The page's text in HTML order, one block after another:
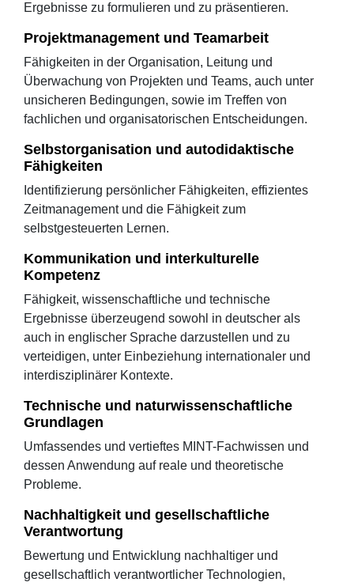
Ergebnisse zu formulieren und zu präsentieren.
Projektmanagement und Teamarbeit
Fähigkeiten in der Organisation, Leitung und
Überwachung von Projekten und Teams, auch unter
unsicheren Bedingungen, sowie im Treffen von
fachlichen und organisatorischen Entscheidungen.
Selbstorganisation und autodidaktische
Fähigkeiten
Identifizierung persönlicher Fähigkeiten, effizientes
Zeitmanagement und die Fähigkeit zum
selbstgesteuerten Lernen.
Kommunikation und interkulturelle
Kompetenz
Fähigkeit, wissenschaftliche und technische
Ergebnisse überzeugend sowohl in deutscher als
auch in englischer Sprache darzustellen und zu
verteidigen, unter Einbeziehung internationaler und
interdisziplinärer Kontexte.
Technische und naturwissenschaftliche
Grundlagen
Umfassendes und vertieftes MINT-Fachwissen und
dessen Anwendung auf reale und theoretische
Probleme.
Nachhaltigkeit und gesellschaftliche
Verantwortung
Bewertung und Entwicklung nachhaltiger und
gesellschaftlich verantwortlicher Technologien,